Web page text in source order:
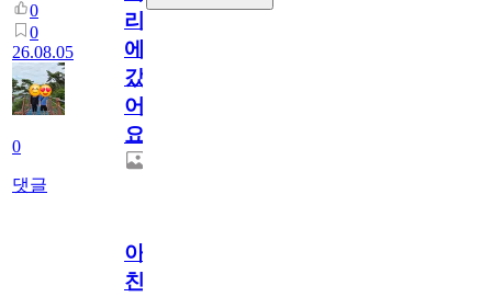
0
0
26.08.05
0
댓글
리
에
갔
어
요.
아.
친